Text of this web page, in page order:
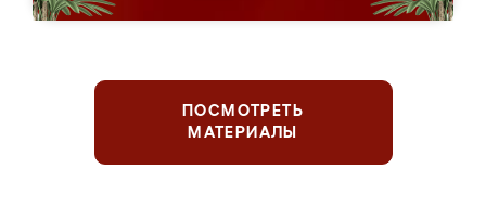
ПОСМОТРЕТЬ
МАТЕРИАЛЫ